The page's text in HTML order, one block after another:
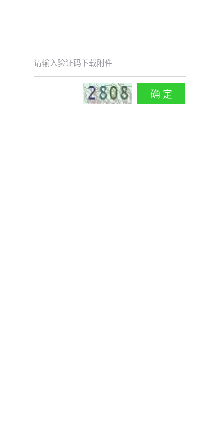
请输入验证码下载附件